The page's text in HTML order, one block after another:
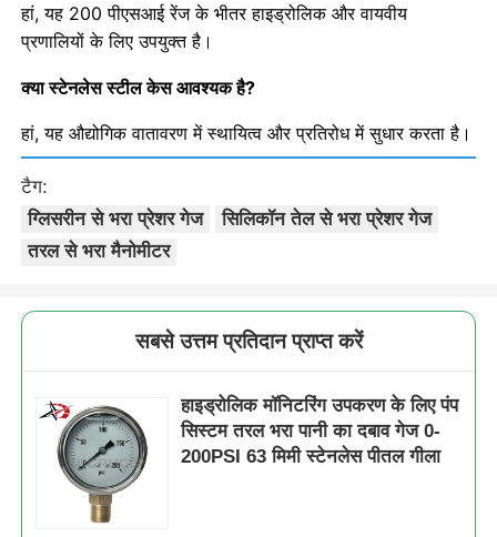
हां, यह 200 पीएसआई रेंज के भीतर हाइड्रोलिक और वायवीय
प्रणालियों के लिए उपयुक्त है।
क्या स्टेनलेस स्टील केस आवश्यक है?
हां, यह औद्योगिक वातावरण में स्थायित्व और प्रतिरोध में सुधार करता है।
टैग:
ग्लिसरीन से भरा प्रेशर गेज
सिलिकॉन तेल से भरा प्रेशर गेज
तरल से भरा मैनोमीटर
सबसे उत्तम प्रतिदान प्राप्त करें
हाइड्रोलिक मॉनिटरिंग उपकरण के लिए पंप
सिस्टम तरल भरा पानी का दबाव गेज 0-
200PSI 63 मिमी स्टेनलेस पीतल गीला